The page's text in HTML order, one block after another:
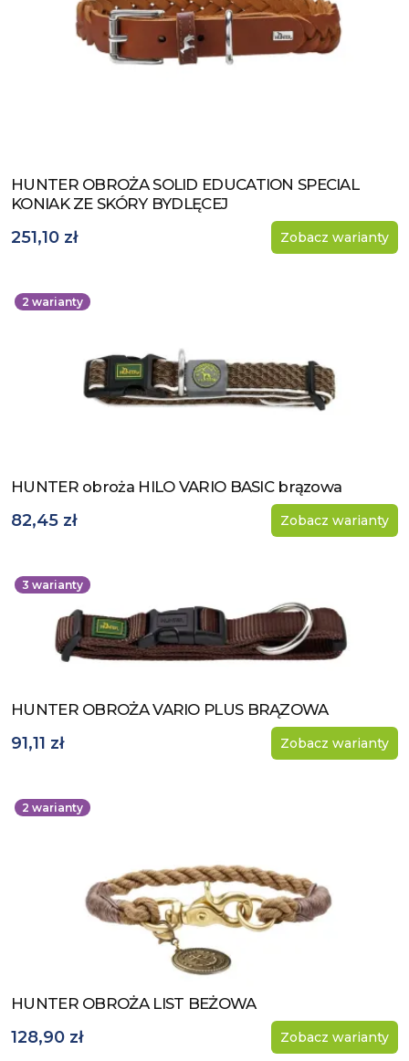
Zobacz produkt
HUNTER OBROŻA SOLID EDUCATION SPECIAL
KONIAK ZE SKÓRY BYDLĘCEJ
251,10 zł Zobacz warianty
2 warianty
Zobacz produkt
HUNTER obroża HILO VARIO BASIC brązowa
82,45 zł Zobacz warianty
3 warianty
Zobacz produkt
HUNTER OBROŻA VARIO PLUS BRĄZOWA
91,11 zł Zobacz warianty
2 warianty
Zobacz produkt
HUNTER OBROŻA LIST BEŻOWA
128,90 zł Zobacz warianty